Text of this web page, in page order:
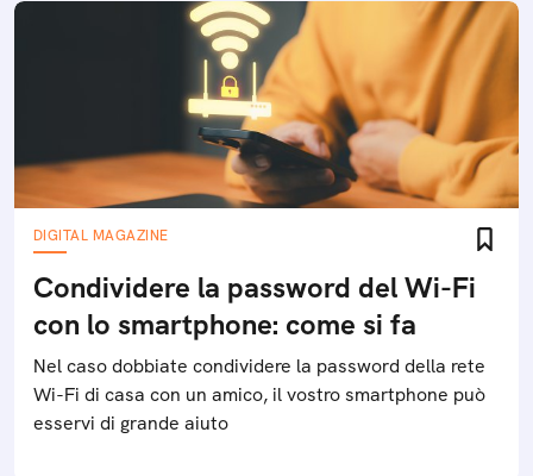
DIGITAL MAGAZINE
Condividere la password del Wi-Fi
con lo smartphone: come si fa
Nel caso dobbiate condividere la password della rete
Wi-Fi di casa con un amico, il vostro smartphone può
esservi di grande aiuto